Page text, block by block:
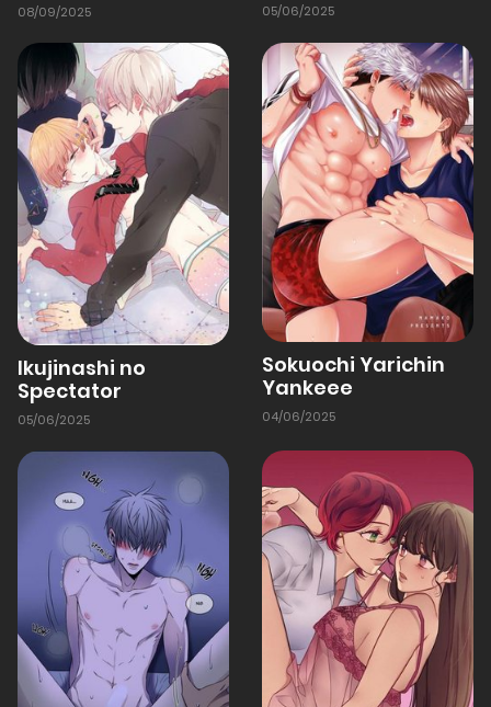
08/09/2025 05/06/2025
Ikujinashi no
Spectator
05/06/2025
Sokuochi Yarichin
Yankeee
04/06/2025